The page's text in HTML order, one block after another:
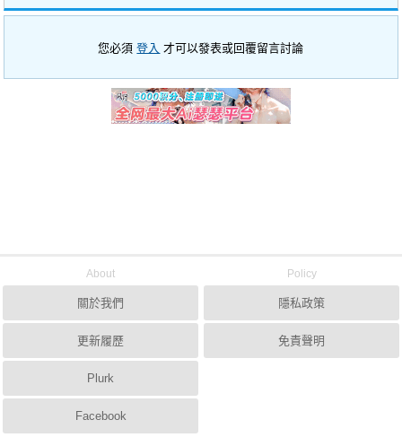
您必須登入 才可以發表或回覆留言討論
About
關於我們
更新履歷
Plurk
Facebook
Policy
隱私政策
免責聲明